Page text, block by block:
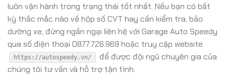
luôn vận hành trong trạng thái tốt nhất. Nếu bạn có bất
kỳ thắc mắc nào về hộp số CVT hay cần kiểm tra, bảo
dưỡng xe, đừng ngần ngại liên hệ với Garage Auto Speedy
qua số điện thoại 0877.726.969 hoặc truy cập website
https://autospeedy.vn/
để được đội ngũ chuyên gia của
chúng tôi tư vấn và hỗ trợ tận tình.